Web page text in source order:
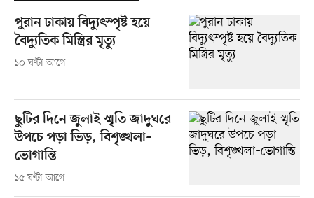
পুরান ঢাকায় বিদ্যুৎস্পৃষ্ট হয়ে
বৈদ্যুতিক মিস্ত্রির মৃত্যু
১০ ঘণ্টা আগে
ছুটির দিনে জুলাই স্মৃতি জাদুঘরে
উপচে পড়া ভিড়, বিশৃঙ্খলা–
ভোগান্তি
১৫ ঘণ্টা আগে